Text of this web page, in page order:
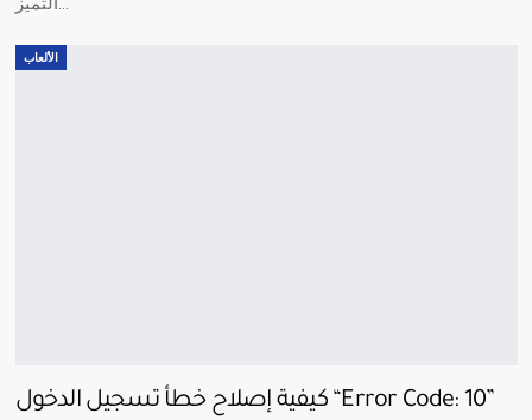
الألعاب
كيفية إصلاح خطأ تسجيل الدخول “Error Code: 10”